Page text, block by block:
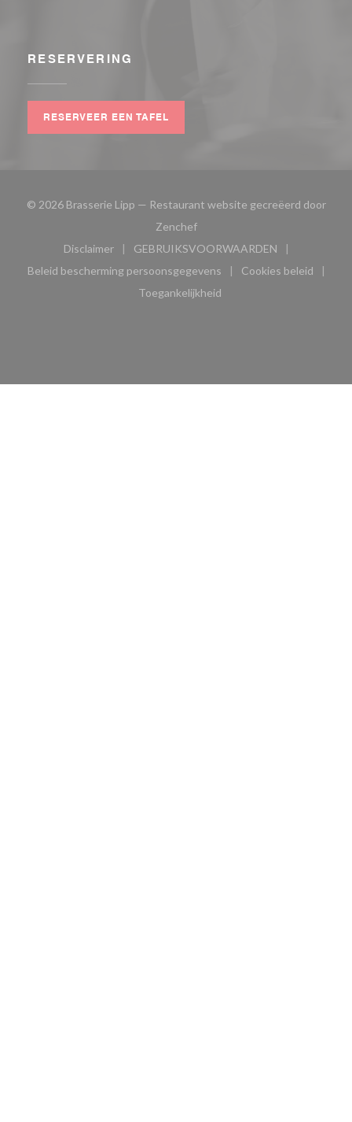
RESERVERING
RESERVEER EEN TAFEL
© 2026 Brasserie Lipp — Restaurant website gecreëerd door
Zenchef((opent in een nieuw venster))
Disclaimer
((opent in een nieuw venster))
GEBRUIKSVOORWAARDEN
((opent in een nieuw
Beleid bescherming persoonsgegevens
((opent in een nieuw venster))
Cookies beleid
((opent in
Toegankelijkheid
((opent in een nieuw venster))